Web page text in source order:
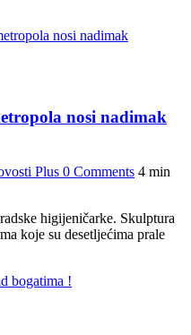
nosi nadimak
Plus 0 Comments 4 min
higijeničarke. Skulptura
koje su desetljećima prale